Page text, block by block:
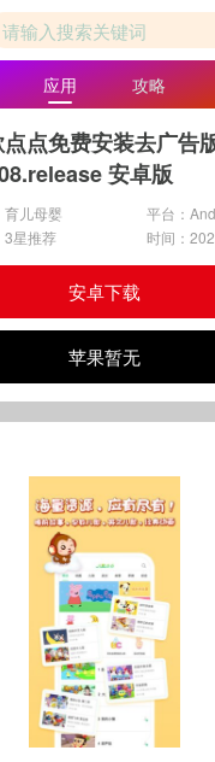
应用 攻略
点点免费安装去广告
安卓版
育儿母婴
平台：
3星推荐
时间：
安卓下载
苹果暂无